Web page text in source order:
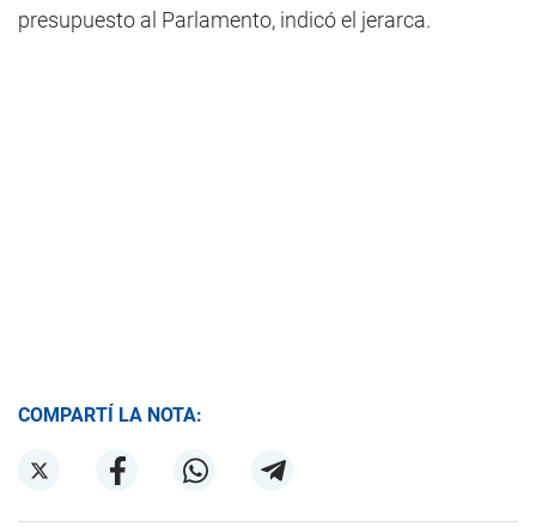
presupuesto al Parlamento, indicó el jerarca.
COMPARTÍ LA NOTA: